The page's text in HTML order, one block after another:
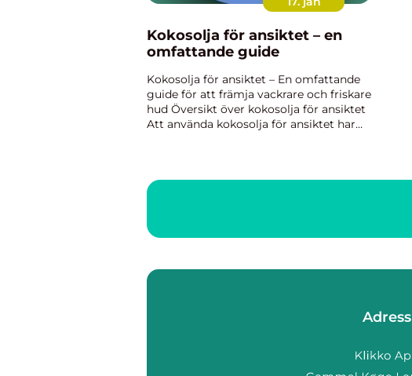
Kokosolja för ansiktet – en
omfattande guide
Kokosolja för ansiktet – En omfattande
guide för att främja vackrare och friskare
hud Översikt över kokosolja för ansiktet
Att använda kokosolja för ansiktet har
Adress